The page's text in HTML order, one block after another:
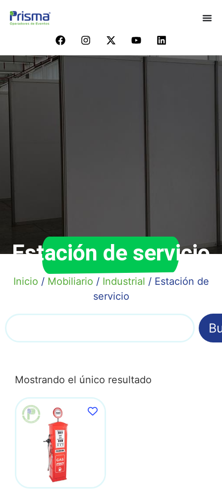
Estación de servicio
Inicio / Mobiliario / Industrial / Estación de
servicio
Mostrando el único resultado